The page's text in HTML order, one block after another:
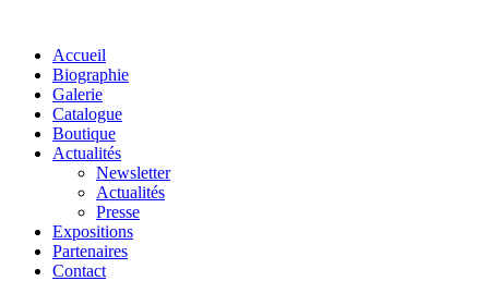
Accueil
Biographie
Galerie
Catalogue
Boutique
Actualités
Newsletter
Actualités
Presse
Expositions
Partenaires
Contact